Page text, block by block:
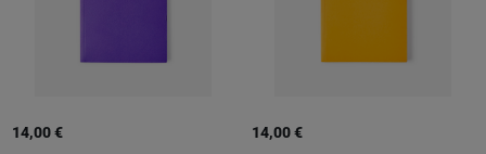
14,00 € 14,00 €